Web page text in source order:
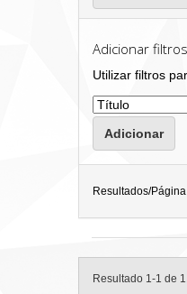
Adicionar
Utilizar filtros
Resultados/Página
Resultado 1-1 de